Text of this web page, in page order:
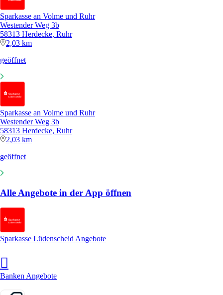
Sparkasse an Volme und Ruhr
Westender Weg 3b
58313 Herdecke, Ruhr
2,03 km
geöffnet
Sparkasse an Volme und Ruhr
Westender Weg 3b
58313 Herdecke, Ruhr
2,03 km
geöffnet
Alle Angebote in der App öffnen
Sparkasse Lüdenscheid Angebote
Banken Angebote